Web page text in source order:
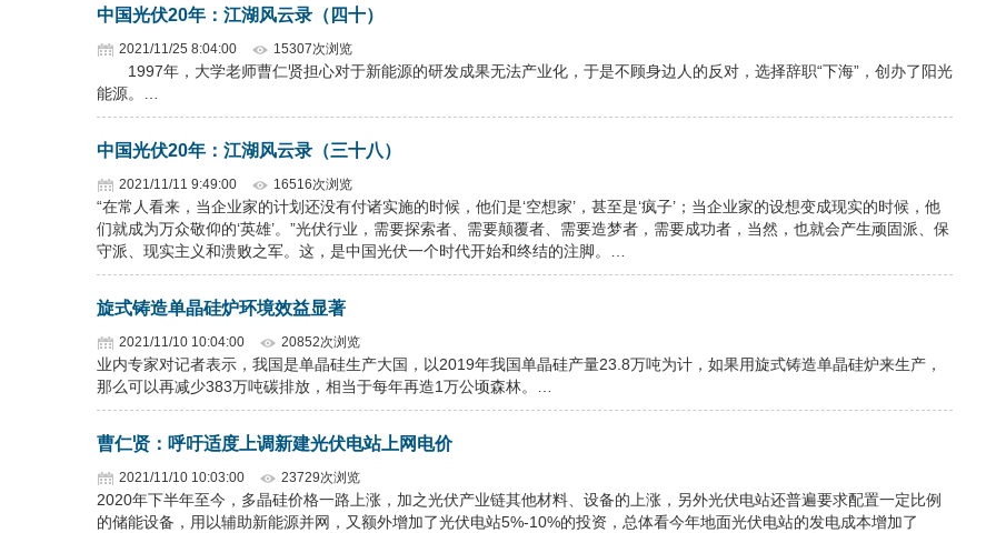
中国光伏20年：江湖风云录（四十）
2021/11/25 8:04:00 15307次浏览
1997年，大学老师曹仁贤担心对于新能源的研发成果无法产业化，于是不顾身边人的反对，选择辞职“下海”，创办了阳光
能源。…
中国光伏20年：江湖风云录（三十八）
2021/11/11 9:49:00 16516次浏览
“在常人看来，当企业家的计划还没有付诸实施的时候，他们是‘空想家’，甚至是‘疯子’；当企业家的设想变成现实的时候，他
们就成为万众敬仰的‘英雄’。”光伏行业，需要探索者、需要颠覆者、需要造梦者，需要成功者，当然，也就会产生顽固派、保
守派、现实主义和溃败之军。这，是中国光伏一个时代开始和终结的注脚。…
旋式铸造单晶硅炉环境效益显著
2021/11/10 10:04:00 20852次浏览
业内专家对记者表示，我国是单晶硅生产大国，以2019年我国单晶硅产量23.8万吨为计，如果用旋式铸造单晶硅炉来生产，
那么可以再减少383万吨碳排放，相当于每年再造1万公顷森林。…
曹仁贤：呼吁适度上调新建光伏电站上网电价
2021/11/10 10:03:00 23729次浏览
2020年下半年至今，多晶硅价格一路上涨，加之光伏产业链其他材料、设备的上涨，另外光伏电站还普遍要求配置一定比例
的储能设备，用以辅助新能源并网，又额外增加了光伏电站5%-10%的投资，总体看今年地面光伏电站的发电成本增加了